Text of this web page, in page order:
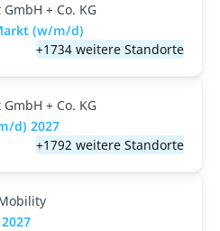
+ Co. KG
(w/m/d)
+1734 weitere Standorte
+ Co. KG
d) 2027
+1792 weitere Standorte